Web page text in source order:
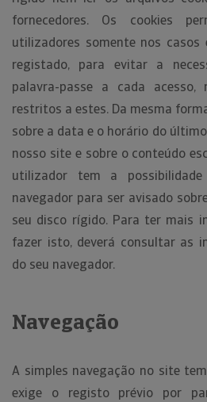
fornecedores. Os cookies
utilizadores somente nos casos
registado, para evitar a
palavra-passe a cada acesso,
restritos a estes. Da mesma
sobre a data e o horário do
nosso site e sobre o conteúdo
utilizador tem a
navegador para ser avisado
seu disco rígido. Para ter mais
fazer isto, deverá consultar as
do seu navegador.
Navegação
A simples navegação no site
exige o registo prévio por